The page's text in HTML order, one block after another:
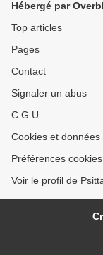
Hébergé par
Top articles
Pages
Contact
Signaler un abus
C.G.U.
Cookies et
Préférences cookies
Voir le profil de